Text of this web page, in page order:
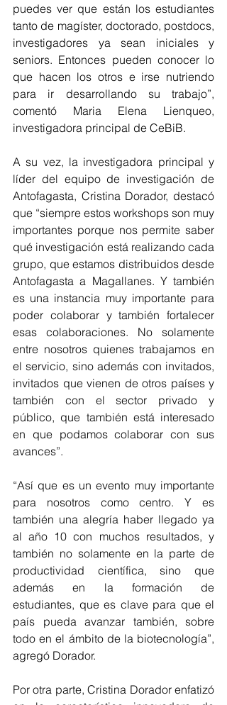
puedes ver que están los estudiantes
tanto de magíster, doctorado, postdocs,
investigadores ya sean iniciales y
seniors. Entonces pueden conocer lo
que hacen los otros e irse nutriendo
para ir desarrollando su trabajo”,
comentó Maria Elena Lienqueo,
investigadora principal de CeBiB.
A su vez, la investigadora principal y
líder del equipo de investigación de
Antofagasta, Cristina Dorador, destacó
que “siempre estos workshops son muy
importantes porque nos permite saber
qué investigación está realizando cada
grupo, que estamos distribuidos desde
Antofagasta a Magallanes. Y también
es una instancia muy importante para
poder colaborar y también fortalecer
esas colaboraciones. No solamente
entre nosotros quienes trabajamos en
el servicio, sino además con invitados,
invitados que vienen de otros países y
también con el sector privado y
público, que también está interesado
en que podamos colaborar con sus
avances”.
“Así que es un evento muy importante
para nosotros como centro. Y es
también una alegría haber llegado ya
al año 10 con muchos resultados, y
también no solamente en la parte de
productividad científica, sino que
además en la formación de
estudiantes, que es clave para que el
país pueda avanzar también, sobre
todo en el ámbito de la biotecnología”,
agregó Dorador.
Por otra parte, Cristina Dorador enfatizó